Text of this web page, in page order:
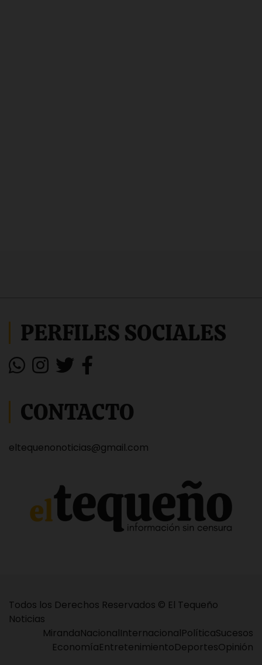
PERFILES SOCIALES
CONTACTO
eltequenonoticias@gmail.com
Todos los Derechos Reservados © El Tequeño
Noticias
MirandaNacionalInternacionalPolíticaSucesos
EconomíaEntretenimientoDeportesOpinión